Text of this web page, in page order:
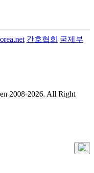
간호협회 국제부
2008-2026. All Right